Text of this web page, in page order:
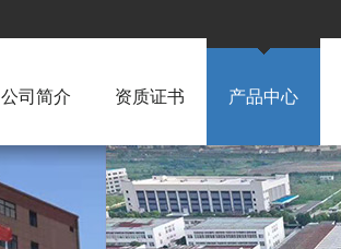
公司简介 资质证书 产品中心